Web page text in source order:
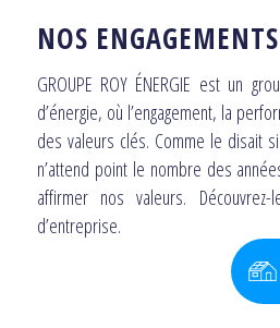
NOS
GROUPE ROY ÉNERGIE est un
d’énergie, où l’engagement, la
des valeurs clés. Comme le disait
n’attend point le nombre des
affirmer nos valeurs.
d’entreprise.